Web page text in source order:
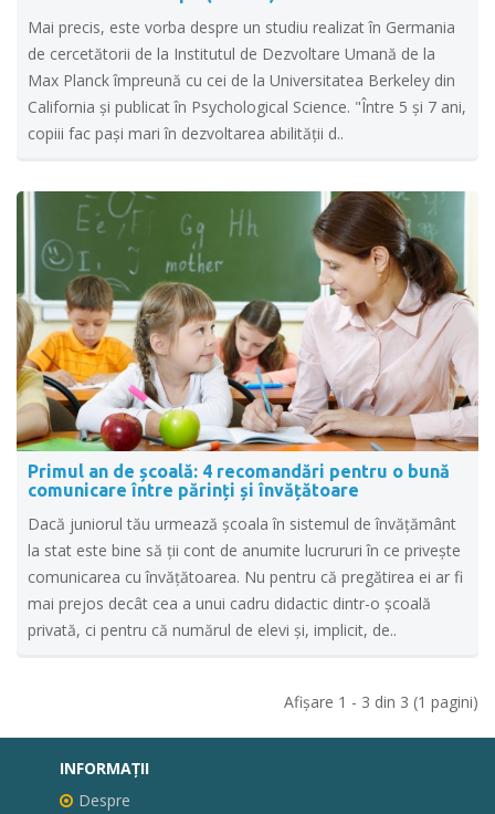
Mai precis, este vorba despre un studiu realizat în Germania
de cercetătorii de la Institutul de Dezvoltare Umană de la
Max Planck împreună cu cei de la Universitatea Berkeley din
California și publicat în Psychological Science. "Între 5 şi 7 ani,
copiii fac paşi mari în dezvoltarea abilităţii d..
Primul an de școală: 4 recomandări pentru o bună
comunicare între părinți și învățătoare
Dacă juniorul tău urmează școala în sistemul de învățământ
la stat este bine să ții cont de anumite lucrururi în ce privește
comunicarea cu învățătoarea. Nu pentru că pregătirea ei ar fi
mai prejos decât cea a unui cadru didactic dintr-o școală
privată, ci pentru că numărul de elevi și, implicit, de..
Afişare 1 - 3 din 3 (1 pagini)
INFORMAŢII
Despre